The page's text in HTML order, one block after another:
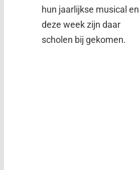
hun jaarlijkse musical en
deze week zijn daar
scholen bij gekomen.